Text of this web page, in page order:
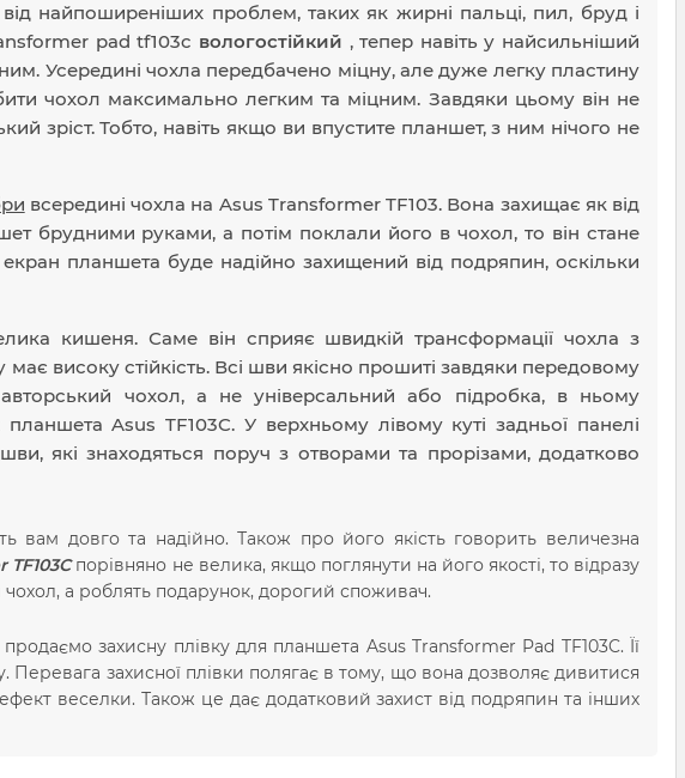
найпоширеніших проблем, таких як жирні пальці, пил, бруд і
pad tf103c вологостійкий , тепер навіть у найсильніший
Усередині чохла передбачено міцну, але дуже легку пластину
чохол максимально легким та міцним. Завдяки цьому він не
зріст. Тобто, навіть якщо ви впустите планшет, з ним нічого не
всередині чохла на Asus Transformer TF103. Вона захищає як від
брудними руками, а потім поклали його в чохол, то він стане
планшета буде надійно захищений від подряпин, оскільки
кишеня. Саме він сприяє швидкій трансформації чохла з
високу стійкість. Всі шви якісно прошиті завдяки передовому
чохол, а не універсальний або підробка, в ньому
Asus TF103C. У верхньому лівому куті задньої панелі
які знаходяться поруч з отворами та прорізами, додатково
довго та надійно. Також про його якість говорить величезна
TF103Cпорівняно не велика, якщо поглянути на його якості, то відразу
чохол, а роблять подарунок, дорогий споживач.
захисну плівку для планшета Asus Transformer Pad TF103C. Її
Перевага захисної плівки полягає в тому, що вона дозволяє дивитися
веселки. Також це дає додатковий захист від подряпин та інших